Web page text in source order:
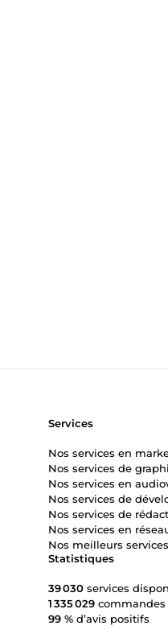
Statistiques
39 030 services
1 335 029 commandes
99 % d’avis positifs
Services
Nos services en
Nos services de
Nos services en
Nos services de
Nos services de
Nos services en
Nos meilleurs services